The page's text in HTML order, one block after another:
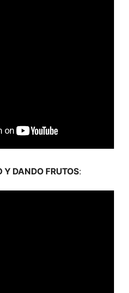
Y DANDO FRUTOS: